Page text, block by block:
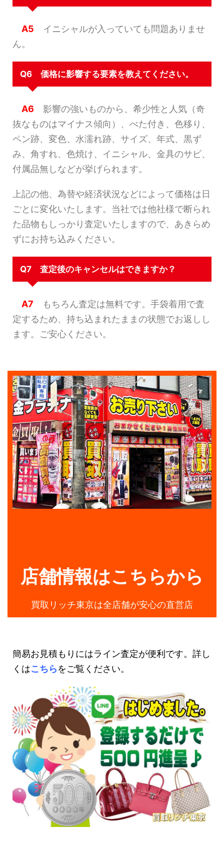
A5 イニシャルが入っていても問題ありませ
ん。
Q6 価格に影響する要素を教えてください。
A6 影響の強いものから、希少性と人気（奇
抜なものはマイナス傾向）、べた付き、色移り、
ペン跡、変色、水濡れ跡、サイズ、年式、黒ず
み、角すれ、色焼け、イニシャル、金具のサビ、
付属品無しなどが挙げられます。
上記の他、為替や経済状況などによって価格は日
ごとに変化いたします。当社では他社様で断られ
た品物もしっかり査定いたしますので、あきらめ
ずにお持ち込みください。
Q7 査定後のキャンセルはできますか？
A7 もちろん査定は無料です。手袋着用で査
定するため、持ち込まれたままの状態でお返しし
ます。ご安心ください。
店舗情報はこちらから
買取リッチ東京は全店舗が安心の直営店
簡易お見積もりにはライン査定が便利です。詳し
くはこちらをご覧ください。